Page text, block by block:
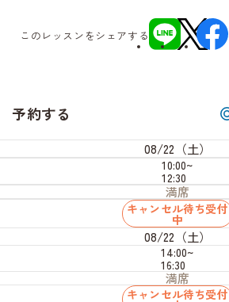
このレッスンをシェアする
予約する
08/22（土）
10:00~
12:30
満席
キャンセル待ち受付
中
08/22（土）
14:00~
16:30
満席
キャンセル待ち受付